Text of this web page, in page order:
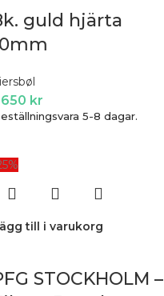
guld hjärta
650 kr
5-8 dagar.
till i varukorg
STOCKHOLM –